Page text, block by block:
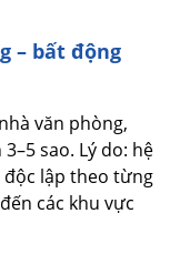
– bất động
văn phòng,
sao. Lý do: hệ
lập theo từng
các khu vực